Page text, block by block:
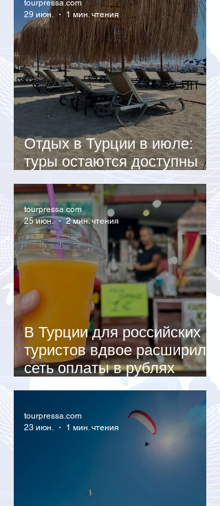
Отдых в Турции в июле:
туры остаются доступны
даже в высокий сезон
tourpressa.com
29 июн.
1 мин. чтения
В Турции для российских
туристов вдвое расширили
сеть оплаты в рублях
через СБП
tourpressa.com
25 июн.
2 мин. чтения
tourpressa.com
23 июн.
1 мин. чтения